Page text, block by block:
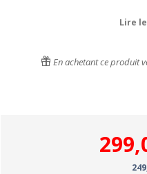
Lire
En achetant ce produit